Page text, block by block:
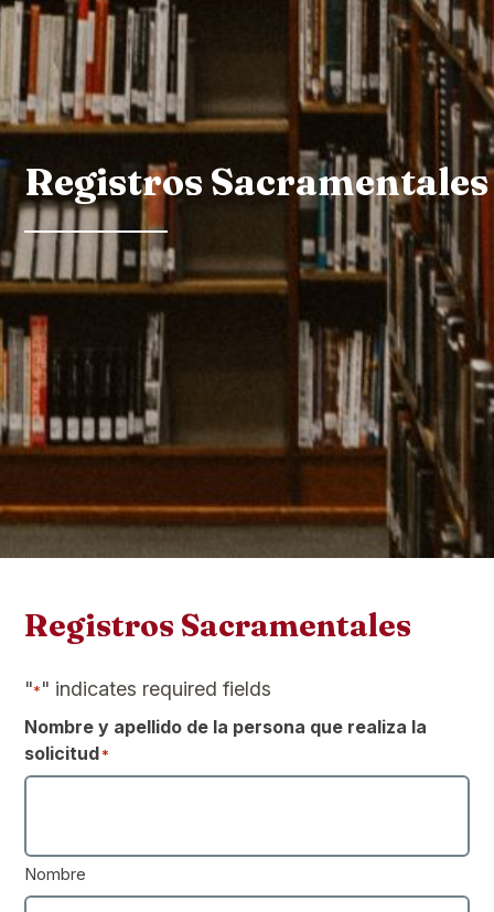
Registros Sacramentales
Registros Sacramentales
"*" indicates required fields
Nombre y apellido de la persona que realiza la
solicitud*
Nombre